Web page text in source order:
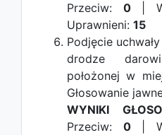
Przeciw: 0|
Uprawnieni: 15
Podjęcie
drodze
położonej w
Głosowanie
WYNIKI
Przeciw: 0|